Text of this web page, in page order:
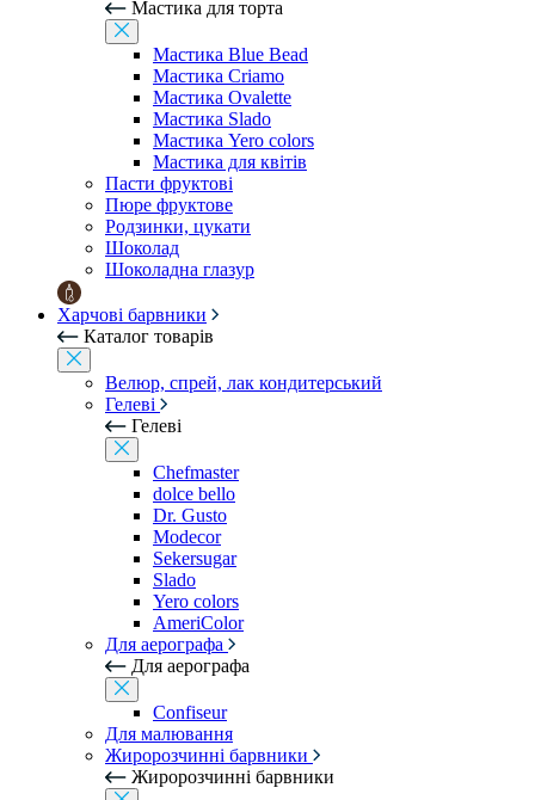
Мастика для торта
Мастика Blue Bead
Мастика Criamo
Мастика Ovalette
Мастика Slado
Мастика Yero colors
Мастика для квітів
Пасти фруктові
Пюре фруктове
Родзинки, цукати
Шоколад
Шоколадна глазур
Харчові барвники
Каталог товарів
Велюр, спрей, лак кондитерський
Гелеві
Гелеві
Chefmaster
dolce bello
Dr. Gusto
Modecor
Sekersugar
Slado
Yero colors
AmeriColor
Для аерографа
Для аерографа
Confiseur
Для малювання
Жиророзчинні барвники
Жиророзчинні барвники